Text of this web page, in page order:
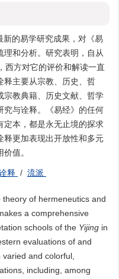
的易学研究成果，对《易
和分析。研究表明，自从
西方对它的评价和解读一直
释主要从宗教、历史、哲
宗教典籍、历史文献、哲学
究与诠释。《易经》的任何
定本，都是永无止境的探求
释更加表现出开放性和多元
值。
释 / 流派
of hermeneutics and
a comprehensive
schools of the Yijing in
evaluations of and
and colorful,
including, among